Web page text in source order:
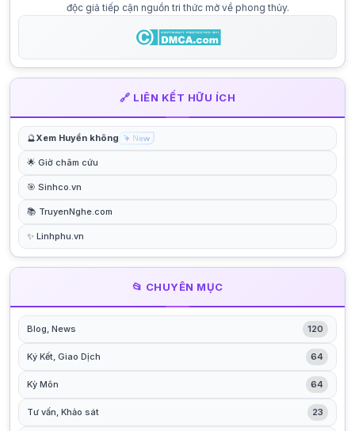
độc giả tiếp cận nguồn tri thức mở về phong thủy.
🔗 LIÊN KẾT HỮU ÍCH
🔮Xem Huyền không
🌟 Giờ châm cứu
🎯 Sinhco.vn
📚 TruyenNghe.com
✨ Linhphu.vn
📂 CHUYÊN MỤC
Blog, News 120
Ký Kết, Giao Dịch 64
Kỳ Môn 64
Tư vấn, Khảo sát 23